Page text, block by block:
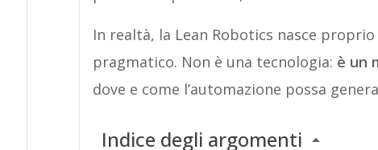
In realtà, la Lean Robotics nasce
pragmatico. Non è una tecnologia: è un
dove e come l’automazione possa
Indice degli argomenti